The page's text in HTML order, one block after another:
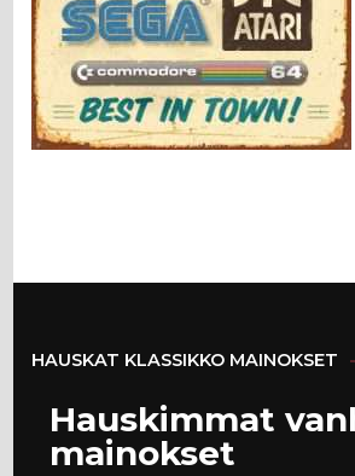
HAUSKAT KLASSIKKO MAINOKSET
Hauskimmat
mainokset